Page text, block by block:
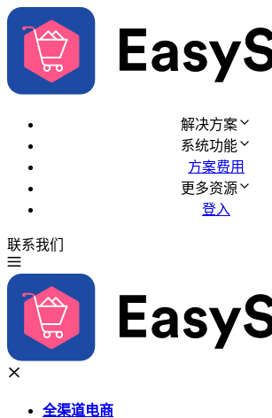
解决方案
系统功能
方案费用
更多资源
登入
联系我们
全渠道电商